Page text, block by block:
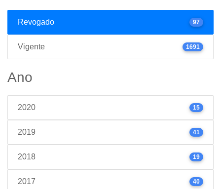
Revogado 97
Vigente 1691
Ano
2020 15
2019 41
2018 19
2017 40